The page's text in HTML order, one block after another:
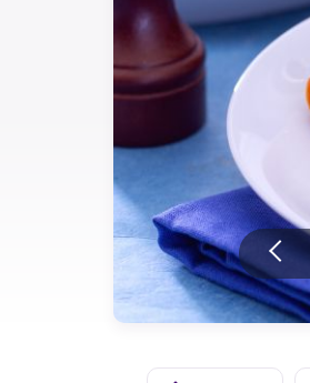
Dernieres recettes
Instagram
YouTube